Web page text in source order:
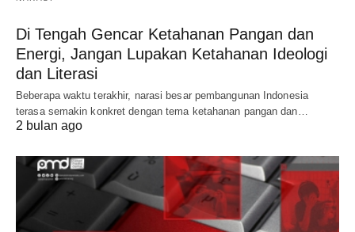
Di Tengah Gencar Ketahanan Pangan dan
Energi, Jangan Lupakan Ketahanan Ideologi
dan Literasi
Beberapa waktu terakhir, narasi besar pembangunan Indonesia
terasa semakin konkret dengan tema ketahanan pangan dan…
2 bulan ago